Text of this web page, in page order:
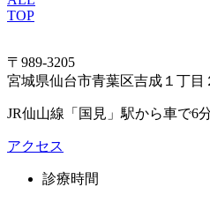
TOP
〒989-3205
宮城県仙台市青葉区吉成１丁目
JR仙山線「国見」駅から車で6
アクセス
診療時間